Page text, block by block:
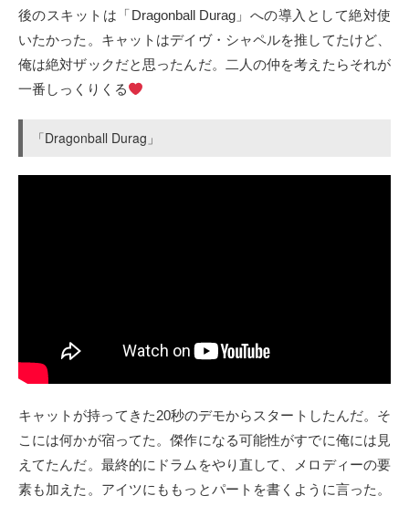
後のスキットは「Dragonball Durag」への導入として絶対使
いたかった。キャットはデイヴ・シャペルを推してたけど、
俺は絶対ザックだと思ったんだ。二人の仲を考えたらそれが
一番しっくりくる
「Dragonball Durag」
キャットが持ってきた20秒のデモからスタートしたんだ。そ
こには何かが宿ってた。傑作になる可能性がすでに俺には見
えてたんだ。最終的にドラムをやり直して、メロディーの要
素も加えた。アイツにももっとパートを書くように言った。